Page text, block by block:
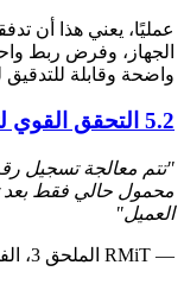
عمليًا، يعني هذا أن
الجهاز، وفرض ربط
واضحة وقابلة للتدقيق
5.2 التحقق القوي لتغييرات رقم الهاتف
"تتم معالجة تسجيل
محمول حالي فقط بعد
العميل"
— RMiT الملحق 3، الفقرة 3 (ج)